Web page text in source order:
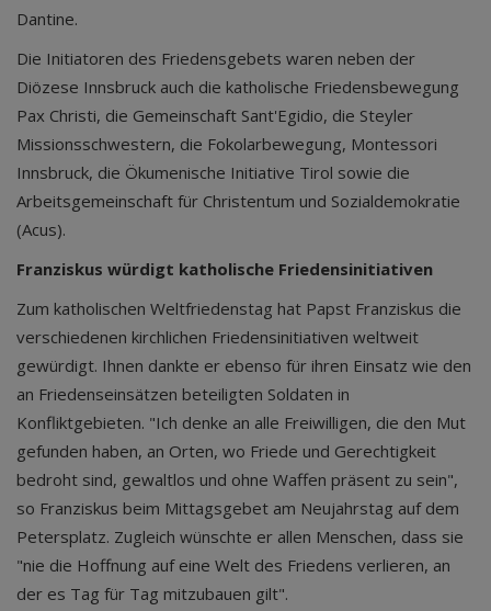
Dantine.
Die Initiatoren des Friedensgebets waren neben der
Diözese Innsbruck auch die katholische Friedensbewegung
Pax Christi, die Gemeinschaft Sant'Egidio, die Steyler
Missionsschwestern, die Fokolarbewegung, Montessori
Innsbruck, die Ökumenische Initiative Tirol sowie die
Arbeitsgemeinschaft für Christentum und Sozialdemokratie
(Acus).
Franziskus würdigt katholische Friedensinitiativen
Zum katholischen Weltfriedenstag hat Papst Franziskus die
verschiedenen kirchlichen Friedensinitiativen weltweit
gewürdigt. Ihnen dankte er ebenso für ihren Einsatz wie den
an Friedenseinsätzen beteiligten Soldaten in
Konfliktgebieten. "Ich denke an alle Freiwilligen, die den Mut
gefunden haben, an Orten, wo Friede und Gerechtigkeit
bedroht sind, gewaltlos und ohne Waffen präsent zu sein",
so Franziskus beim Mittagsgebet am Neujahrstag auf dem
Petersplatz. Zugleich wünschte er allen Menschen, dass sie
"nie die Hoffnung auf eine Welt des Friedens verlieren, an
der es Tag für Tag mitzubauen gilt".